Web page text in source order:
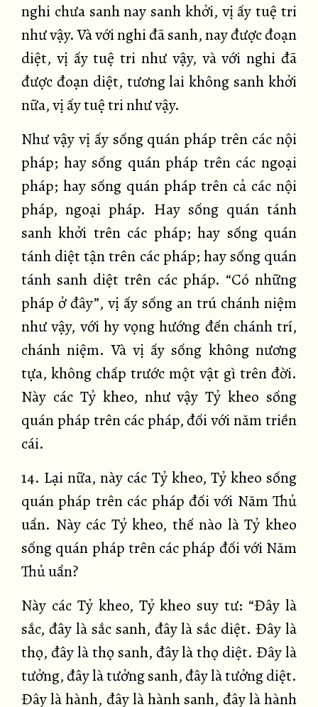
nghi chưa sanh nay sanh khởi, vị ấy tuệ tri
như vậy. Và với nghi đã sanh, nay được đoạn
diệt, vị ấy tuệ tri như vậy, và với nghi đã
được đoạn diệt, tương lai không sanh khởi
nữa, vị ấy tuệ tri như vậy.
Như vậy vị ấy sống quán pháp trên các nội
pháp; hay sống quán pháp trên các ngoại
pháp; hay sống quán pháp trên cả các nội
pháp, ngoại pháp. Hay sống quán tánh
sanh khởi trên các pháp; hay sống quán
tánh diệt tận trên các pháp; hay sống quán
tánh sanh diệt trên các pháp. “Có những
pháp ở đây”, vị ấy sống an trú chánh niệm
như vậy, với hy vọng hướng đến chánh trí,
chánh niệm. Và vị ấy sống không nương
tựa, không chấp trước một vật gì trên đời.
Này các Tỷ kheo, như vậy Tỷ kheo sống
quán pháp trên các pháp, đối với năm triền
cái.
14. Lại nữa, này các Tỷ kheo, Tỷ kheo sống
quán pháp trên các pháp đối với Năm Thủ
uẩn. Này các Tỷ kheo, thế nào là Tỷ kheo
sống quán pháp trên các pháp đối với Năm
Thủ uẩn?
Này các Tỷ kheo, Tỷ kheo suy tư: “Đây là
sắc, đây là sắc sanh, đây là sắc diệt. Đây là
thọ, đây là thọ sanh, đây là thọ diệt. Đây là
tưởng, đây là tưởng sanh, đây là tưởng diệt.
Đây là hành, đây là hành sanh, đây là hành